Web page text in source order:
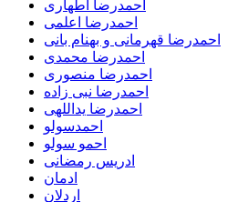
احمدرضا اطهاری
احمدرضا اعلمی
احمدرضا قهرمانی و بهنام بانی
احمدرضا محمدی
احمدرضا منصوری
احمدرضا نبی زاده
احمدرضا یداللهی
احمدسولو
احمو سولو
ادریس رمضانی
ادمان
اردلان